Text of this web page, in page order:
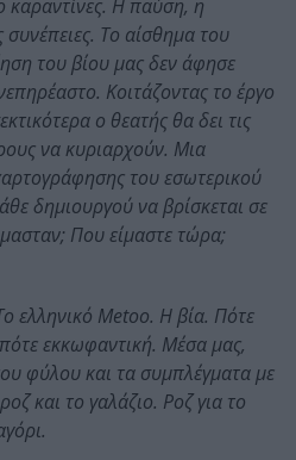
Η παύση, η
Το αίσθημα του
του βίου μας δεν άφησε
Κοιτάζοντας το έργο
ο θεατής θα δει τις
να κυριαρχούν. Μια
του εσωτερικού
δημιουργού να βρίσκεται σε
Που είμαστε τώρα;
ελληνικό Metoo. H βία. Πότε
εκκωφαντική. Μέσα μας,
φύλου και τα συμπλέγματα με
και το γαλάζιο. Ροζ για το